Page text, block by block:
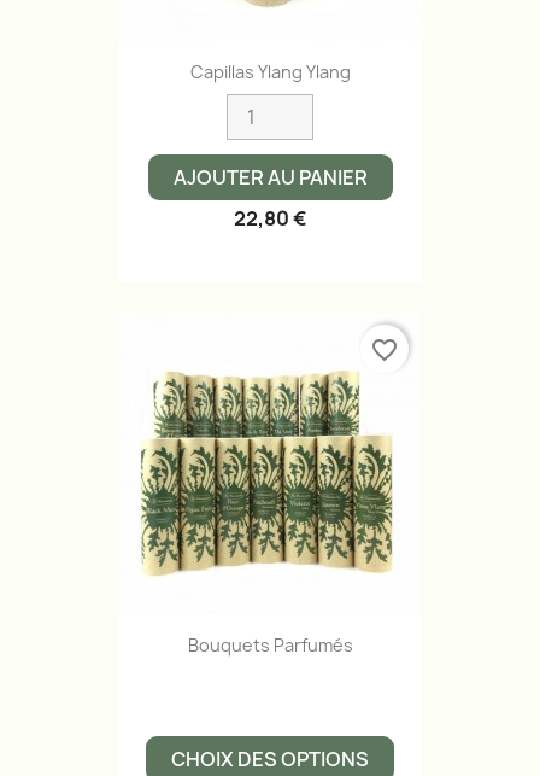
Capillas Ylang Ylang
AJOUTER AU PANIER
22,80 €
Bouquets Parfumés
CHOIX DES OPTIONS
favorite_border